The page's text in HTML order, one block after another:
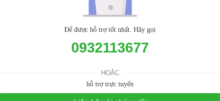
Để được hỗ trợ tốt nhất. Hãy gọi
0932113677
HOẶC
hỗ trợ trực tuyến